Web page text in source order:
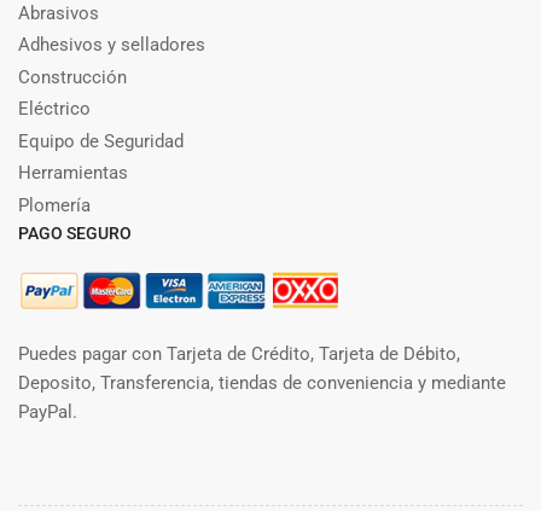
Abrasivos
Adhesivos y selladores
Construcción
Eléctrico
Equipo de Seguridad
Herramientas
Plomería
PAGO SEGURO
Puedes pagar con Tarjeta de Crédito, Tarjeta de Débito,
Deposito, Transferencia, tiendas de conveniencia y mediante
PayPal.